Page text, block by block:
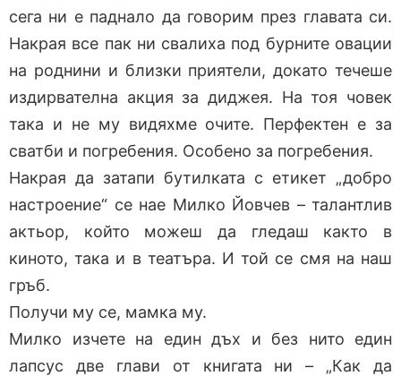
сега ни е паднало да говорим през главата си.
Накрая все пак ни свалиха под бурните овации
на роднини и близки приятели, докато течеше
издирвателна акция за диджея. На тоя човек
така и не му видяхме очите. Перфектен е за
сватби и погребения. Особено за погребения.
Накрая да затапи бутилката с етикет „добро
настроение“ се нае Милко Йовчев – талантлив
актьор, който можеш да гледаш както в
киното, така и в театъра. И той се смя на наш
гръб.
Получи му се, мамка му.
Милко изчете на един дъх и без нито един
лапсус две глави от книгата ни – „Как да